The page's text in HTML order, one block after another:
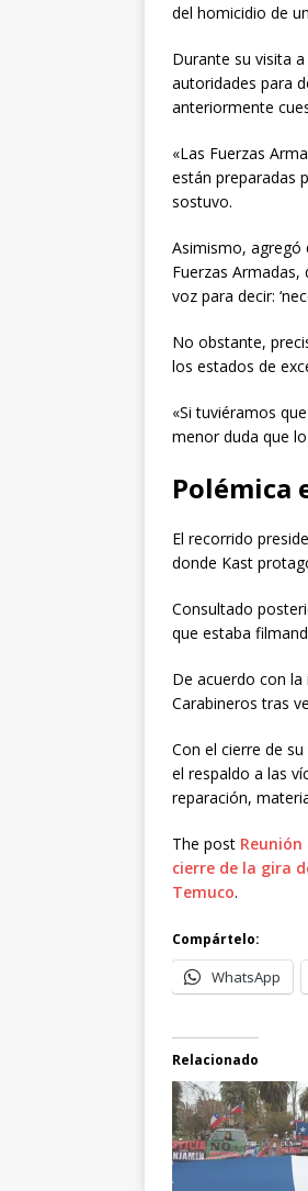
del homicidio de
Durante su visita
autoridades para
anteriormente
«Las Fuerzas
están preparadas
sostuvo.
Asimismo, agregó
Fuerzas
voz para decir:
No obstante,
los estados de
«Si tuviéramos
menor duda que
Polémica
El recorrido
donde Kast
Consultado
que estaba
De acuerdo con
Carabineros tras
Con el cierre de
el respaldo a las
reparación,
The post
cierre de la gira
Temuco.
Compártelo:
WhatsApp
Relacionado